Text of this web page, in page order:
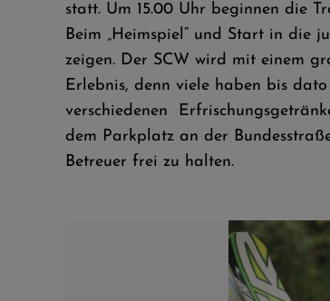
statt. Um 15.00 Uhr beginnen die
Beim „Heimspiel“ und Start in die
zeigen. Der SCW wird mit einem
Erlebnis, denn viele haben bis
verschiedenen
dem Parkplatz an der
Betreuer frei zu halten.